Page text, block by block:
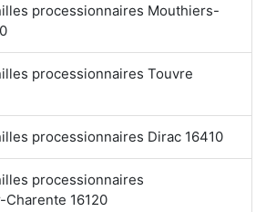
processionnaires Mouthiers-
processionnaires Touvre
processionnaires Dirac 16410
processionnaires
16120